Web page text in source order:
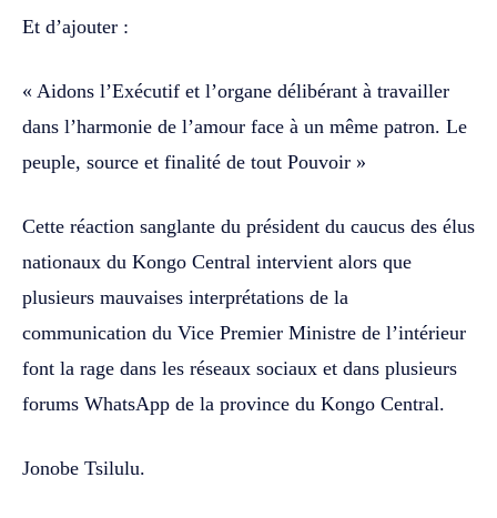
Et d’ajouter :
« Aidons l’Exécutif et l’organe délibérant à travailler
dans l’harmonie de l’amour face à un même patron. Le
peuple, source et finalité de tout Pouvoir »
Cette réaction sanglante du président du caucus des élus
nationaux du Kongo Central intervient alors que
plusieurs mauvaises interprétations de la
communication du Vice Premier Ministre de l’intérieur
font la rage dans les réseaux sociaux et dans plusieurs
forums WhatsApp de la province du Kongo Central.
Jonobe Tsilulu.